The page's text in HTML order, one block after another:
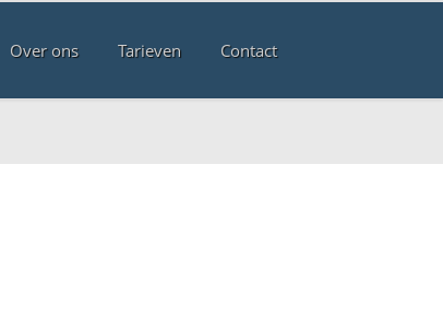
Over ons Tarieven Contact